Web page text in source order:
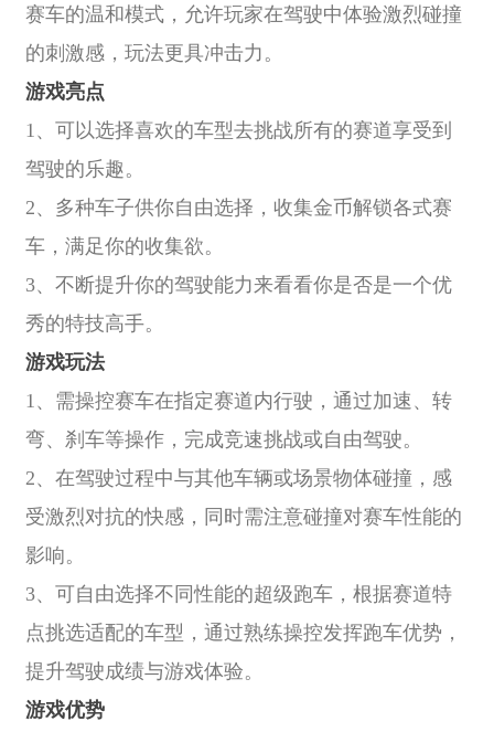
赛车的温和模式，允许玩家在驾驶中体验激烈碰撞
的刺激感，玩法更具冲击力。
游戏亮点
1、可以选择喜欢的车型去挑战所有的赛道享受到
驾驶的乐趣。
2、多种车子供你自由选择，收集金币解锁各式赛
车，满足你的收集欲。
3、不断提升你的驾驶能力来看看你是否是一个优
秀的特技高手。
游戏玩法
1、需操控赛车在指定赛道内行驶，通过加速、转
弯、刹车等操作，完成竞速挑战或自由驾驶。
2、在驾驶过程中与其他车辆或场景物体碰撞，感
受激烈对抗的快感，同时需注意碰撞对赛车性能的
影响。
3、可自由选择不同性能的超级跑车，根据赛道特
点挑选适配的车型，通过熟练操控发挥跑车优势，
提升驾驶成绩与游戏体验。
游戏优势